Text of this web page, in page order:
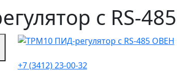
с RS-
+7 (3412) 23-00-32